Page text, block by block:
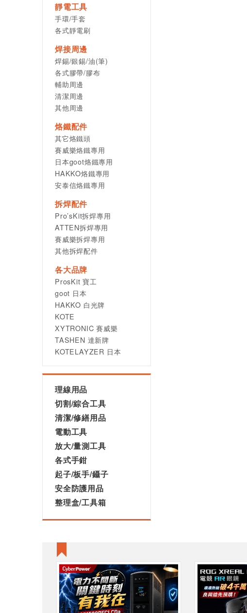
靜電工具
手環/手套
各式靜電刷
焊接周邊
焊錫/銀錫/油(筆)
各式膠帶/膠布
輔助周邊
清潔周邊
其他周邊
烙鐵配件
其它烙鐵頭
賽威樂烙鐵專用
日本goot烙鐵專用
HAKKO烙鐵專用
安泰信烙鐵專用
拆焊配件
Pro’sKit拆焊專用
ATTEN拆焊專用
賽威樂拆焊專用
其他拆焊配件
各大品牌
ProsKit 寶工
goot 日本
HAKKO 白光牌
KOTE
XYTRONIC 賽威樂
TASHEN 達新牌
KOTELAYZER 日本
理線用品
切割/綜合工具
清潔/修繕用品
電動工具
放大/量測工具
各式手鉗
起子/板手/鑷子
安全防護用品
整理盒/工具箱